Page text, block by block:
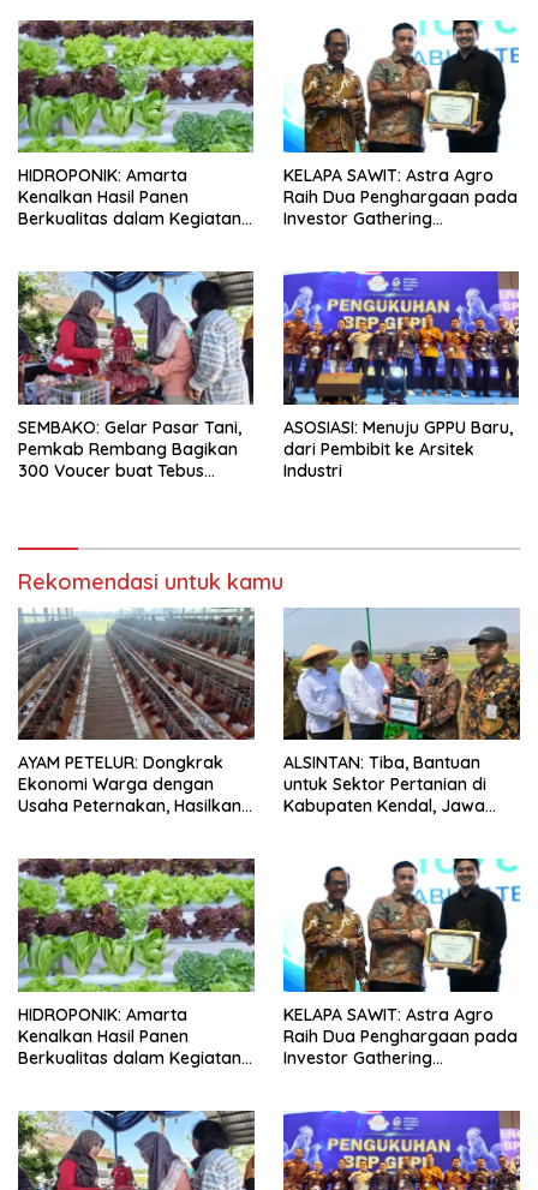
HIDROPONIK: Amarta
Kenalkan Hasil Panen
Berkualitas dalam Kegiatan
KELAPA SAWIT: Astra Agro
Raih Dua Penghargaan pada
Investor Gathering
SEMBAKO: Gelar Pasar Tani,
Pemkab Rembang Bagikan
300 Voucer buat Tebus
ASOSIASI: Menuju GPPU Baru,
dari Pembibit ke Arsitek
Industri
Rekomendasi untuk kamu
AYAM PETELUR: Dongkrak
Ekonomi Warga dengan
Usaha Peternakan, Hasilkan
ALSINTAN: Tiba, Bantuan
untuk Sektor Pertanian di
Kabupaten Kendal, Jawa
HIDROPONIK: Amarta
Kenalkan Hasil Panen
Berkualitas dalam Kegiatan
KELAPA SAWIT: Astra Agro
Raih Dua Penghargaan pada
Investor Gathering